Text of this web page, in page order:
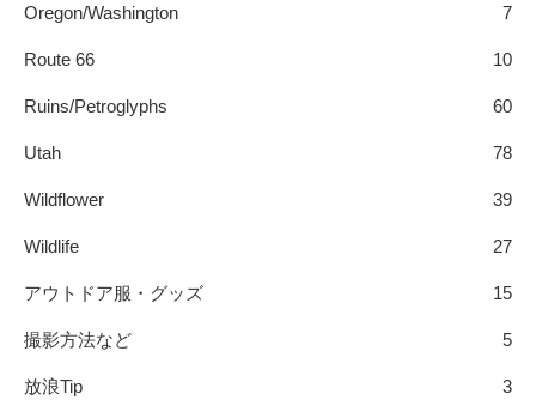
Oregon/Washington 7
Route 66 10
Ruins/Petroglyphs 60
Utah 78
Wildflower 39
Wildlife 27
アウトドア服・グッズ 15
撮影方法など 5
放浪Tip 3